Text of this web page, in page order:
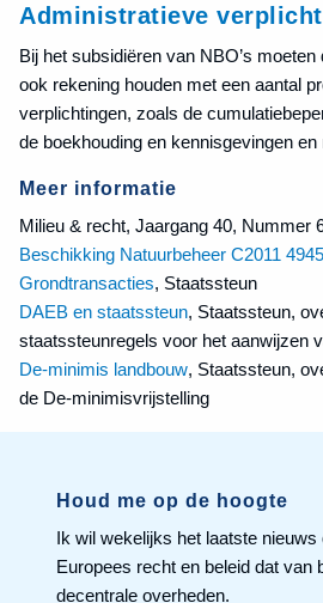
Administratieve
Bij het subsidiëren van NBO’s
ook rekening houden met een aantal
verplichtingen, zoals de
de boekhouding en kennisgevingen en
Meer informatie
Milieu & recht, Jaargang 40, Nummer
Beschikking Natuurbeheer C2011 4945
Grondtransacties, Staatssteun
DAEB en staatssteun, Staatssteun,
staatssteunregels voor het aanwijzen
De-minimis landbouw, Staatssteun,
de De-minimisvrijstelling
Houd me op de hoogte
Ik wil wekelijks het laatste nieuws
Europees recht en beleid dat van
decentrale overheden.